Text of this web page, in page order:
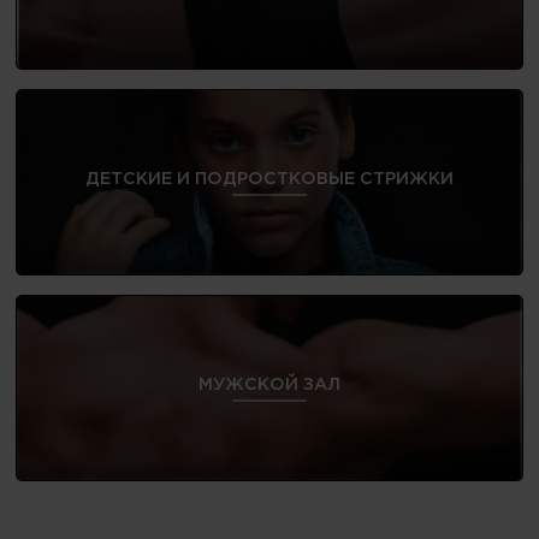
ДЕТСКИЕ И ПОДРОСТКОВЫЕ СТРИЖКИ
МУЖСКОЙ ЗАЛ